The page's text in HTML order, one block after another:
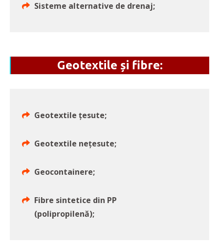
Sisteme alternative de drenaj;
Geotextile și fibre:
Geotextile țesute;
Geotextile nețesute;
Geocontainere;
Fibre sintetice din PP
(polipropilenă);